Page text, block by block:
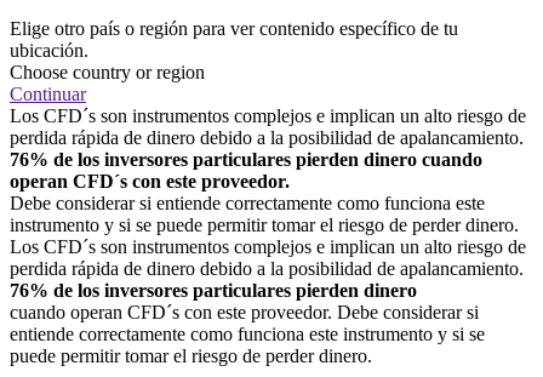
Elige otro país o región para ver contenido específico de tu
ubicación.
Choose country or region
Continuar
Los CFD´s son instrumentos complejos e implican un alto riesgo de
perdida rápida de dinero debido a la posibilidad de apalancamiento.
76% de los inversores particulares pierden dinero cuando
operan CFD´s con este proveedor.
Debe considerar si entiende correctamente como funciona este
instrumento y si se puede permitir tomar el riesgo de perder dinero.
Los CFD´s son instrumentos complejos e implican un alto riesgo de
perdida rápida de dinero debido a la posibilidad de apalancamiento.
76% de los inversores particulares pierden dinero
cuando operan CFD´s con este proveedor. Debe considerar si
entiende correctamente como funciona este instrumento y si se
puede permitir tomar el riesgo de perder dinero.